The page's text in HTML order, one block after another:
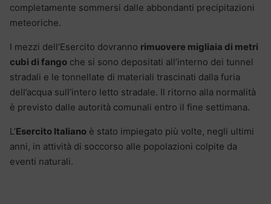
completamente sommersi dalle abbondanti precipitazioni
meteoriche.
I mezzi dell’Esercito dovranno rimuovere migliaia di metri
cubi di fango che si sono depositati all’interno dei tunnel
stradali e le tonnellate di materiali trascinati dalla furia
dell’acqua sull’intero letto stradale. Il ritorno alla normalità
è previsto dalle autorità comunali entro il fine settimana.
L’Esercito Italiano è stato impiegato più volte, negli ultimi
anni, in attività di soccorso alle popolazioni colpite da
eventi naturali.